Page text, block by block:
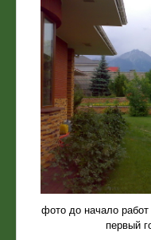
фото до начало
первый